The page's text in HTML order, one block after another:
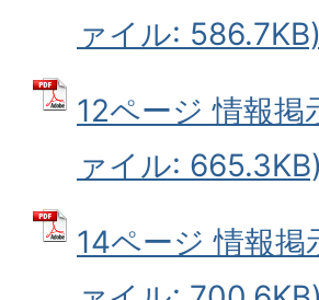
ァイル: 586.7KB)
12ページ 情報掲
ァイル: 665.3KB)
14ページ 情報掲